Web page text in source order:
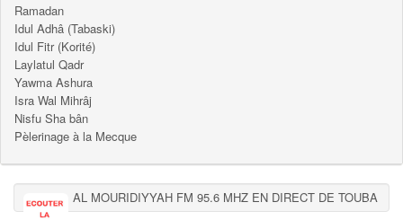
Ramadan
Idul Adhâ (Tabaski)
Idul Fitr (Korité)
Laylatul Qadr
Yawma Ashura
Isra Wal Mihrâj
Nisfu Sha bân
Pèlerinage à la Mecque
AL MOURIDIYYAH FM 95.6 MHZ EN DIRECT DE TOUBA